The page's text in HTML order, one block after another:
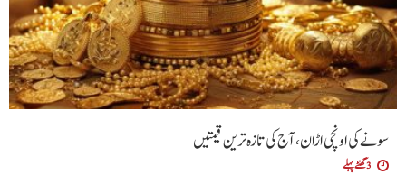
سونے کی اونچی اڑان، آج کی تازہ ترین قیمتیں
3 گھنٹے پہلے